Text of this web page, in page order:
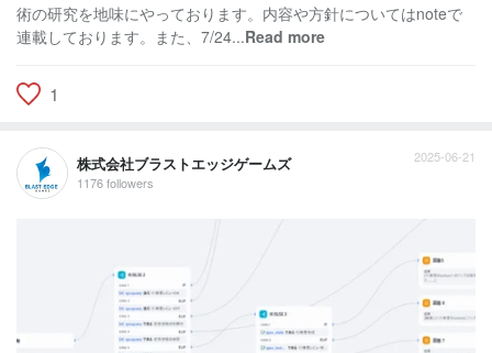
術の研究を地味にやっております。内容や方針についてはnoteで
連載しております。また、7/24...Read more
1
株式会社ブラストエッジゲームズ
1176 followers
2025-06-21